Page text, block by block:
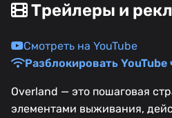
Трейлеры и
Смотреть на YouTube
Разблокировать
Overland — это пошаговая
элементами выживания,